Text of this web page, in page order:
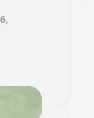
,